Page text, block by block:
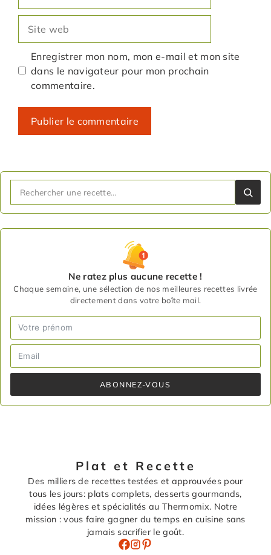
web
Enregistrer mon nom, mon e-mail et mon site
dans le navigateur pour mon prochain
commentaire.
Ne ratez plus aucune recette !
Chaque semaine, une sélection de nos meilleures recettes livrée
directement dans votre boîte mail.
ABONNEZ-VOUS
Plat et Recette
Des milliers de recettes testées et approuvées pour
tous les jours: plats complets, desserts gourmands,
idées légères et spécialités au Thermomix. Notre
mission : vous faire gagner du temps en cuisine sans
jamais sacrifier le goût.